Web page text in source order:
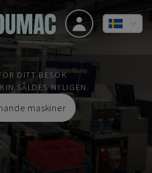
DITT BESÖK
SÅLDES NYLIGEN.
maskiner